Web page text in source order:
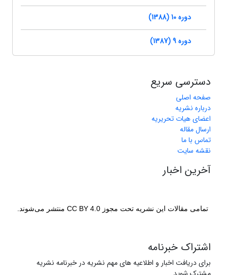
دوره 10 (1388)
دوره 9 (1387)
دسترسی سریع
صفحه اصلی
درباره نشریه
اعضای هیات تحریریه
ارسال مقاله
تماس با ما
نقشه سایت
آخرین اخبار
تمامی مقالات این نشریه تحت مجوز CC BY 4.0 منتشر می‌شوند.
اشتراک خبرنامه
برای دریافت اخبار و اطلاعیه های مهم نشریه در خبرنامه نشریه